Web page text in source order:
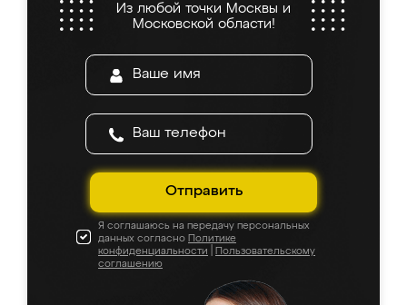
Из любой точки Москвы и
Московской области!
Отправить
Я соглашаюсь на передачу персональных
данных согласно Политике
конфиденциальности
Пользовательскому
соглашению